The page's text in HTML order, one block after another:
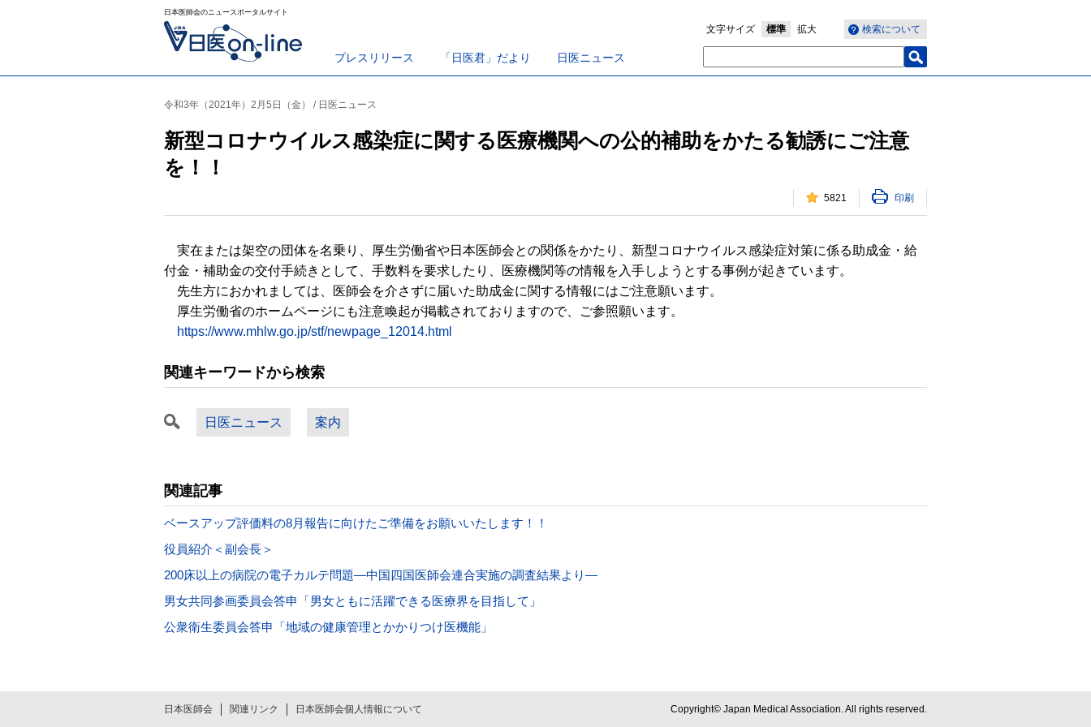
日本医師会のニュースポータルサイト
プレスリリース 「日医君」だより 日医ニュース
検索について
文字サイズ 標準 拡大
令和3年（2021年）2月5日（金） / 日医ニュース
新型コロナウイルス感染症に関する医療機関への公的補助をかたる勧誘にご注意
を！！
5821 印刷
実在または架空の団体を名乗り、厚生労働省や日本医師会との関係をかたり、新型コロナウイルス感染症対策に係る助成金・給
付金・補助金の交付手続きとして、手数料を要求したり、医療機関等の情報を入手しようとする事例が起きています。
先生方におかれましては、医師会を介さずに届いた助成金に関する情報にはご注意願います。
厚生労働省のホームページにも注意喚起が掲載されておりますので、ご参照願います。
https://www.mhlw.go.jp/stf/newpage_12014.html
関連キーワードから検索
日医ニュース 案内
関連記事
ベースアップ評価料の8月報告に向けたご準備をお願いいたします！！
役員紹介＜副会長＞
200床以上の病院の電子カルテ問題―中国四国医師会連合実施の調査結果より―
男女共同参画委員会答申「男女ともに活躍できる医療界を目指して」
公衆衛生委員会答申「地域の健康管理とかかりつけ医機能」
日本医師会 関連リンク 日本医師会個人情報について Copyright© Japan Medical Association. All rights reserved.